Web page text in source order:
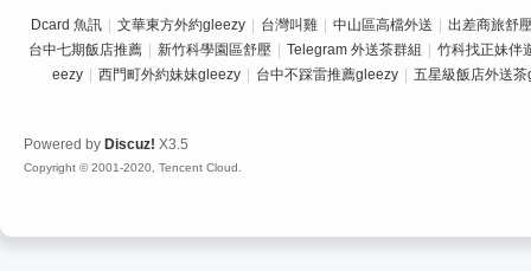
Dcard 魚訊 文華東方外約gleezy 台灣叫雞 中山區高檔外送
出差商旅舒
台中七期飯店推薦
新竹科學園區舒壓 Telegram 外送茶群組
竹科找正妹伴
eezy
西門町外約妹妹gleezy 台中不踩雷推薦gleezy 五星級飯店外送
Powered by Discuz! X3.5
Copyright © 2001-2020, Tencent Cloud.